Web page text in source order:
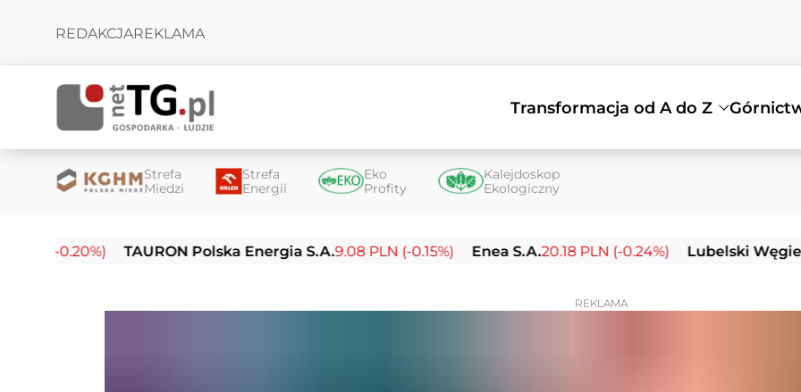
REDAKCJAREKLAMA
Transformacja od A do Z
Strefa
Miedzi
Strefa
Energii
Eko
Profity
Kalejdoskop
Ekologiczny
TAURON Polska Energia S.A.9.08 PLN (-0.15%) Enea S.A.20.18 PLN (-0.24%) Lubelski Węgiel
REKLAMA